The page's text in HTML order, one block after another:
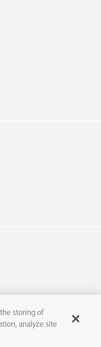
the storing of
analyze site